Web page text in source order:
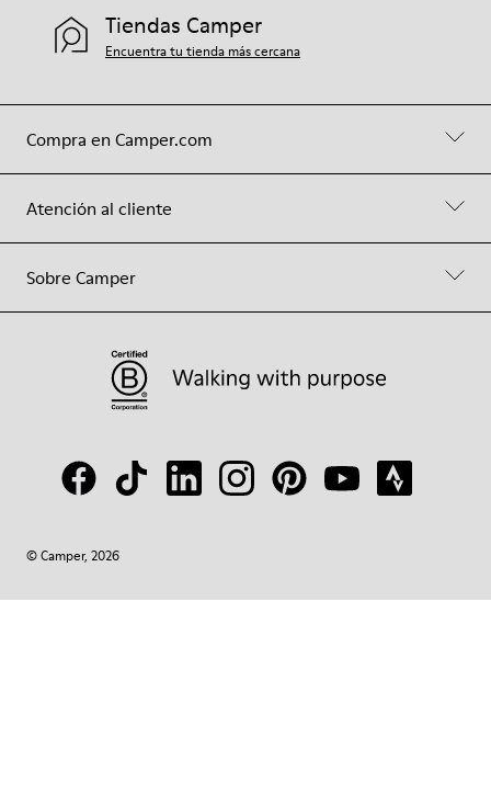
Compra en Camper.com
Atención al cliente
Sobre Camper
Tiendas Camper
Encuentra tu tienda más cercana
© Camper, 2026